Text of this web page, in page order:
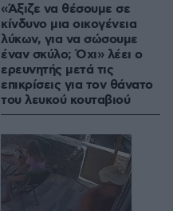
«Άξιζε να θέσουμε σε
κίνδυνο μια οικογένεια
λύκων, για να σώσουμε
έναν σκύλο; Όχι» λέει ο
ερευνητής μετά τις
επικρίσεις για τον θάνατο
του λευκού κουταβιού